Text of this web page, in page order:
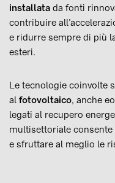
installata da fonti
contribuire
e ridurre sempre di più
esteri.
Le tecnologie coinvolte
al fotovoltaico, anche
legati al recupero
multisettoriale
e sfruttare al meglio le